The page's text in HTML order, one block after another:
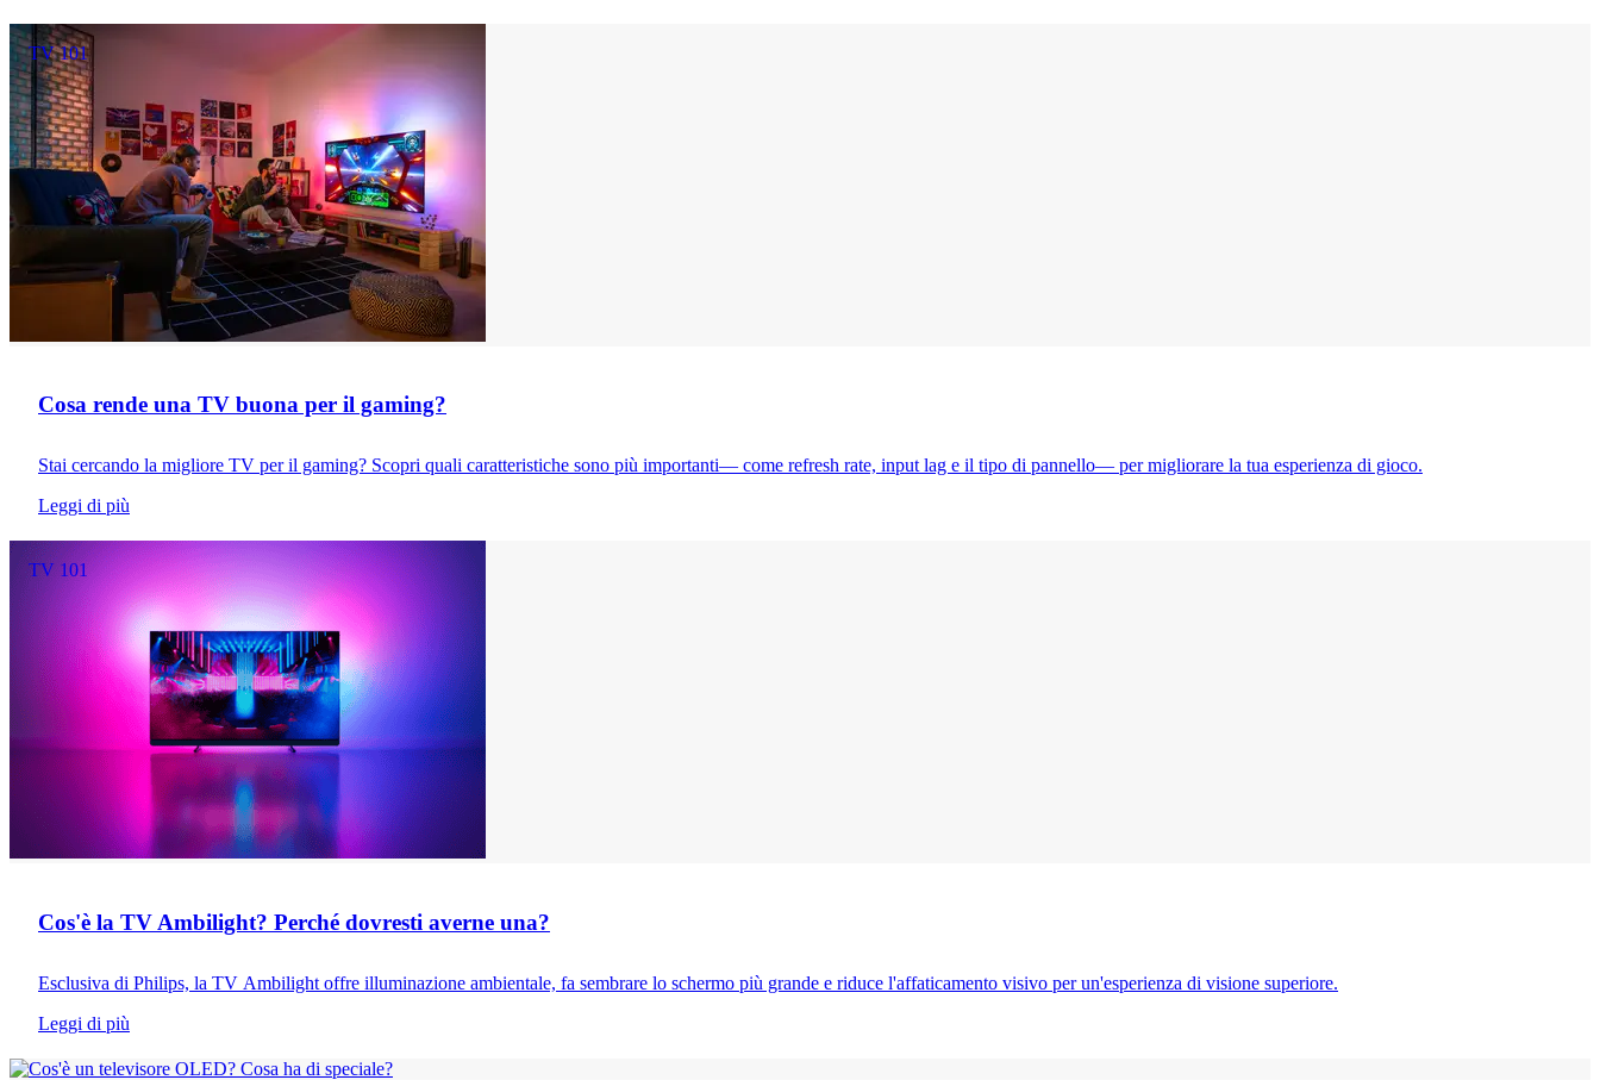
TV 101
Cosa rende una TV buona per il gaming?
Stai cercando la migliore TV per il gaming? Scopri quali caratteristiche sono più importanti— come refresh rate, input lag e il tipo di pannello— per migliorare la tua esperienza di gioco.
Leggi di più
TV 101
Cos'è la TV Ambilight? Perché dovresti averne una?
Esclusiva di Philips, la TV Ambilight offre illuminazione ambientale, fa sembrare lo schermo più grande e riduce l'affaticamento visivo per un'esperienza di visione superiore.
Leggi di più